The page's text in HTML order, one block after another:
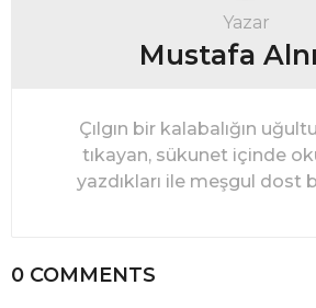
Yazar
Mustafa
Çılgın bir kalabalığın
tıkayan, sükunet içinde
yazdıkları ile meşgul dost
0 COMMENTS